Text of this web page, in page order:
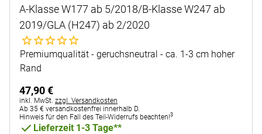
A-Klasse W177 ab 5/2018/B-Klasse W247 ab
2019/GLA (H247) ab 2/2020
Noch keine Bewertungen abgegeben
Premiumqualität - geruchsneutral - ca. 1-3 cm hoher
Rand
47,90€
Steuerhinweis:
inkl. MwSt. zzgl. Versandkosten
Ab 35 € versandkostenfrei innerhalb D.
Hinweis für den Fall des Teil-Widerrufs beachten!3
Lieferzeit 1-3 Tage**